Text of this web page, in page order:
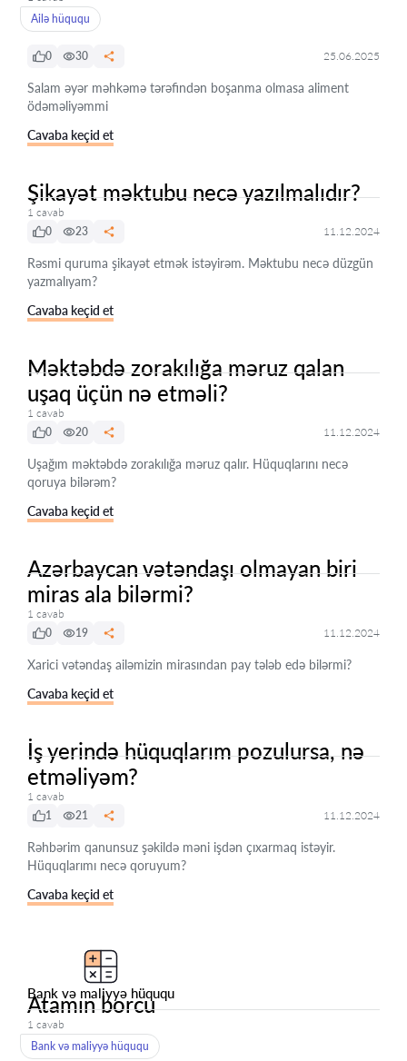
Ailə hüququ
0 30 25.06.2025
Salam əyər məhkəmə tərəfindən boşanma olmasa aliment
ödəməliyəmmi
Cavaba keçid et
Şikayət məktubu necə yazılmalıdır?
1 cavab
0
23 11.12.2024
Rəsmi quruma şikayət etmək istəyirəm. Məktubu necə düzgün
yazmalıyam?
Cavaba keçid et
Məktəbdə zorakılığa məruz qalan
uşaq üçün nə etməli?
1 cavab
0
20 11.12.2024
Uşağım məktəbdə zorakılığa məruz qalır. Hüquqlarını necə
qoruya bilərəm?
Cavaba keçid et
Azərbaycan vətəndaşı olmayan biri
miras ala bilərmi?
1 cavab
0
19 11.12.2024
Xarici vətəndaş ailəmizin mirasından pay tələb edə bilərmi?
Cavaba keçid et
İş yerində hüquqlarım pozulursa, nə
etməliyəm?
1 cavab
1
21 11.12.2024
Rəhbərim qanunsuz şəkildə məni işdən çıxarmaq istəyir.
Hüquqlarımı necə qoruyum?
Cavaba keçid et
Bank və maliyyə hüququ
Atamın borcu
1 cavab
Bank və maliyyə hüququ